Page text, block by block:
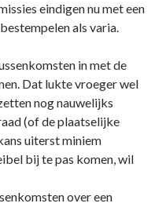
eindigen nu met een
als varia.
in met de
Dat lukte vroeger wel
nog nauwelijks
(of de plaatselijke
uiterst miniem
bij te pas komen, wil
over een